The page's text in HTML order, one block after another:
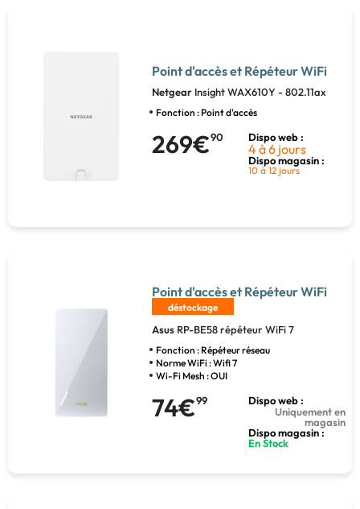
Point d'accès et Répéteur WiFi
Netgear Insight WAX610Y - 802.11ax
Fonction : Point d'accès
269€90 Dispo web :
4 à 6 jours
Dispo magasin :
10 à 12 jours
Point d'accès et Répéteur WiFi
déstockage
Asus RP-BE58 répéteur WiFi 7
Fonction : Répéteur réseau
Norme WiFi : Wifi 7
Wi-Fi Mesh : OUI
74€99
Dispo web :
Uniquement en
magasin
Dispo magasin :
En Stock